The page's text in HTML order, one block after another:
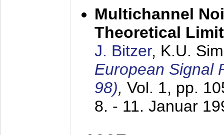
Multichannel
Theoretical
J. Bitzer, K.U.
European Signal
98), Vol. 1, pp.
8. - 11. Januar